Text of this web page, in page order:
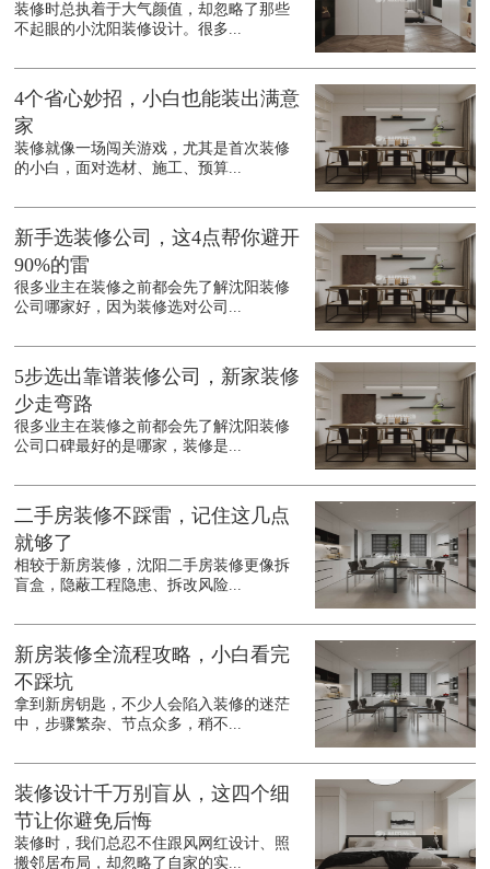
装修时总执着于大气颜值，却忽略了那些
不起眼的小沈阳装修设计。很多...
4个省心妙招，小白也能装出满意
家
装修就像一场闯关游戏，尤其是首次装修
的小白，面对选材、施工、预算...
新手选装修公司，这4点帮你避开
90%的雷
很多业主在装修之前都会先了解沈阳装修
公司哪家好，因为装修选对公司...
5步选出靠谱装修公司，新家装修
少走弯路
很多业主在装修之前都会先了解沈阳装修
公司口碑最好的是哪家，装修是...
二手房装修不踩雷，记住这几点
就够了
相较于新房装修，沈阳二手房装修更像拆
盲盒，隐蔽工程隐患、拆改风险...
新房装修全流程攻略，小白看完
不踩坑
拿到新房钥匙，不少人会陷入装修的迷茫
中，步骤繁杂、节点众多，稍不...
装修设计千万别盲从，这四个细
节让你避免后悔
装修时，我们总忍不住跟风网红设计、照
搬邻居布局，却忽略了自家的实...